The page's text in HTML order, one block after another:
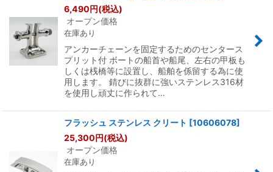
6,490円(税込)
オープン価格
在庫あり
アンカーチェーンを固定するためのセンタース
プリット付 ボートの船首や船尾、左右の甲板も
しくは桟橋等に設置し、船舶を係留する為に使
用します。 錆びに抜群に強いステンレス316材
を使用し頑丈に作られて…
フラッシュ ステンレス クリート [10606078]
25,300円(税込)
オープン価格
在庫あり